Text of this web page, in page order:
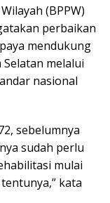
(BPPW)
perbaikan
mendukung
melalui
nasional
sebelumnya
sudah perlu
mulai
kata